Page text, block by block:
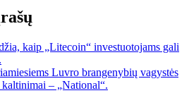
kaip „Litecoin“ investuotojams gali
Luvro brangenybių vagystės
– „National“.